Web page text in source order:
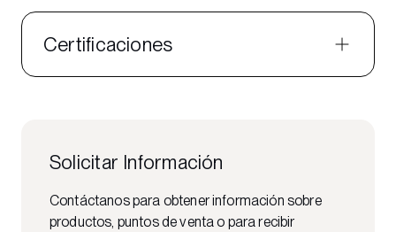
Certificaciones
Solicitar Información
Contáctanos para obtener información sobre
productos, puntos de venta o para recibir